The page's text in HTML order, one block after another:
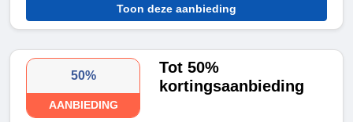
Toon deze aanbieding
50%
AANBIEDING
Tot 50%
kortingsaanbieding